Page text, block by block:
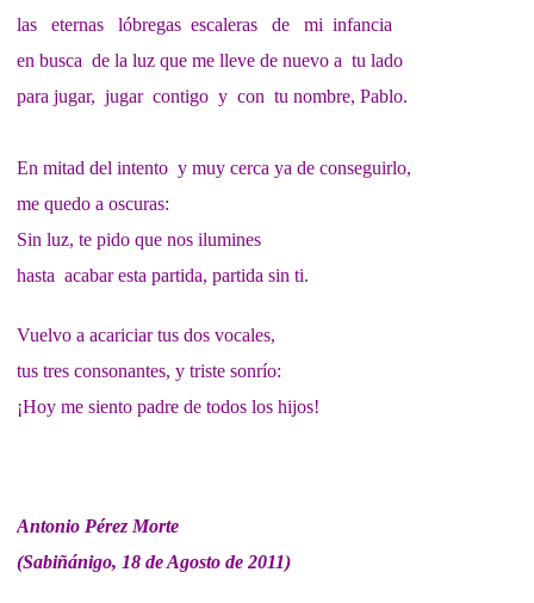
las eternas lóbregas escaleras de mi infancia
en busca de la luz que me lleve de nuevo a tu lado
para jugar, jugar contigo y con tu nombre, Pablo.
En mitad del intento y muy cerca ya de conseguirlo,
me quedo a oscuras:
Sin luz, te pido que nos ilumines
hasta acabar esta partida, partida sin ti.
Vuelvo a acariciar tus dos vocales,
tus tres consonantes, y triste sonrío:
¡Hoy me siento padre de todos los hijos!
Antonio Pérez Morte
(Sabiñánigo, 18 de Agosto de 2011)